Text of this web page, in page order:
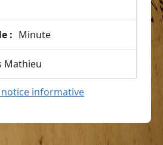
: Minute
Mathieu
notice informative